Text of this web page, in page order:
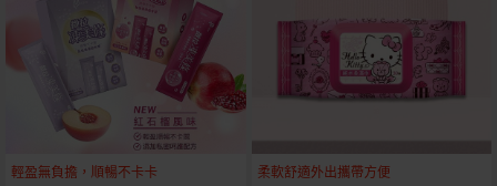
輕盈無負擔，順暢不卡卡 柔軟舒適外出攜帶方便